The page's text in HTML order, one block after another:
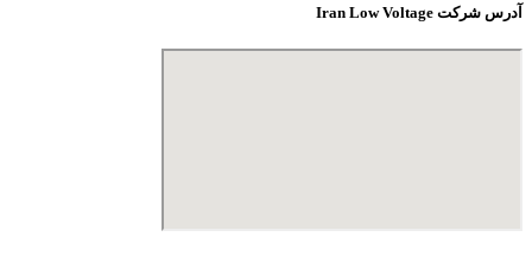
آدرس شرکت Iran Low Voltage